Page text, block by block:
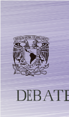
Navegación
principal
Contenido
principal
Barra
lateral